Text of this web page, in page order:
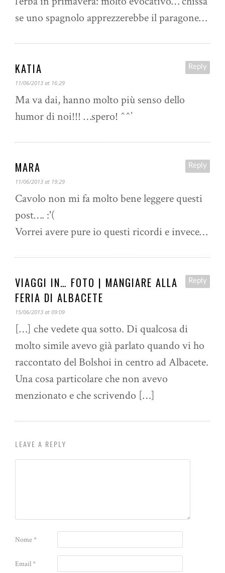
se uno spagnolo apprezzerebbe il paragone…
Reply
KATIA
11/06/2013 at 16:29
Ma va dai, hanno molto più senso dello
humor di noi!!! …spero! ^^’
Reply
MARA
11/06/2013 at 19:29
Cavolo non mi fa molto bene leggere questi
post…. :'(
Vorrei avere pure io questi ricordi e invece…
Reply
VIAGGI IN… FOTO | MANGIARE ALLA
FERIA DI ALBACETE
15/06/2013 at 09:09
[…] che vedete qua sotto. Di qualcosa di
molto simile avevo già parlato quando vi ho
raccontato del Bolshoi in centro ad Albacete.
Una cosa particolare che non avevo
menzionato e che scrivendo […]
LEAVE A REPLY
Nome*
Email*